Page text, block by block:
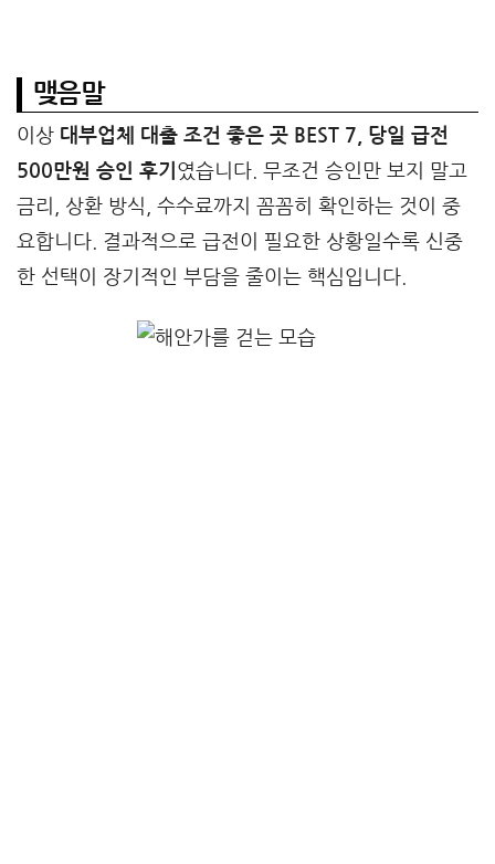
맺음말
이상 대부업체 대출 조건 좋은 곳 BEST 7, 당일 급전
500만원 승인 후기 였습니다. 무조건 승인만 보지 말고
금리, 상환 방식, 수수료까지 꼼꼼히 확인하는 것이 중
요합니다. 결과적으로 급전이 필요한 상황일수록 신중
한 선택이 장기적인 부담을 줄이는 핵심입니다.